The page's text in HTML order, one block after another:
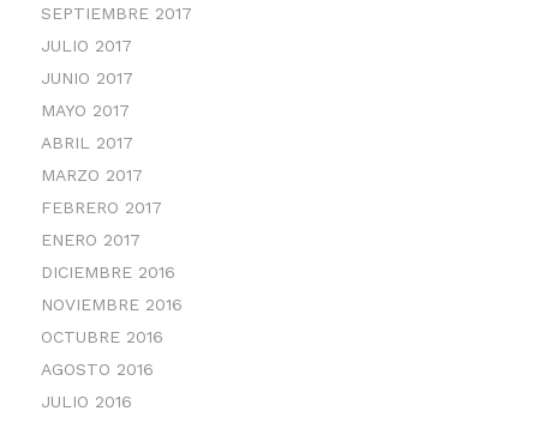
SEPTIEMBRE 2017
JULIO 2017
JUNIO 2017
MAYO 2017
ABRIL 2017
MARZO 2017
FEBRERO 2017
ENERO 2017
DICIEMBRE 2016
NOVIEMBRE 2016
OCTUBRE 2016
AGOSTO 2016
JULIO 2016